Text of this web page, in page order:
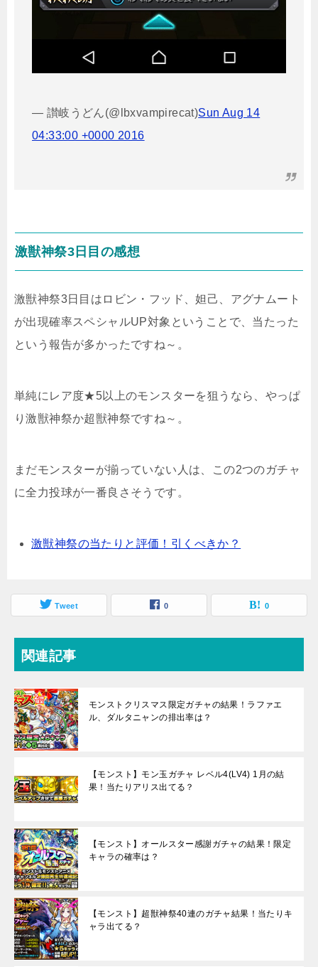
— 讃岐うどん(@lbxvampirecat)Sun Aug 14
04:33:00 +0000 2016
激獣神祭3日目の感想
激獣神祭3日目はロビン・フッド、妲己、アグナムート
が出現確率スペシャルUP対象ということで、当たった
という報告が多かったですね～。
単純にレア度★5以上のモンスターを狙うなら、やっぱ
り激獣神祭か超獣神祭ですね～。
まだモンスターが揃っていない人は、この2つのガチャ
に全力投球が一番良さそうです。
激獣神祭の当たりと評価！引くべきか？
Tweet 0 0
関連記事
モンストクリスマス限定ガチャの結果！ラファエ
ル、ダルタニャンの排出率は？
【モンスト】モン玉ガチャ レベル4(LV4) 1月の結
果！当たりアリス出てる？
【モンスト】オールスター感謝ガチャの結果！限定
キャラの確率は？
【モンスト】超獣神祭40連のガチャ結果！当たりキ
ャラ出てる？